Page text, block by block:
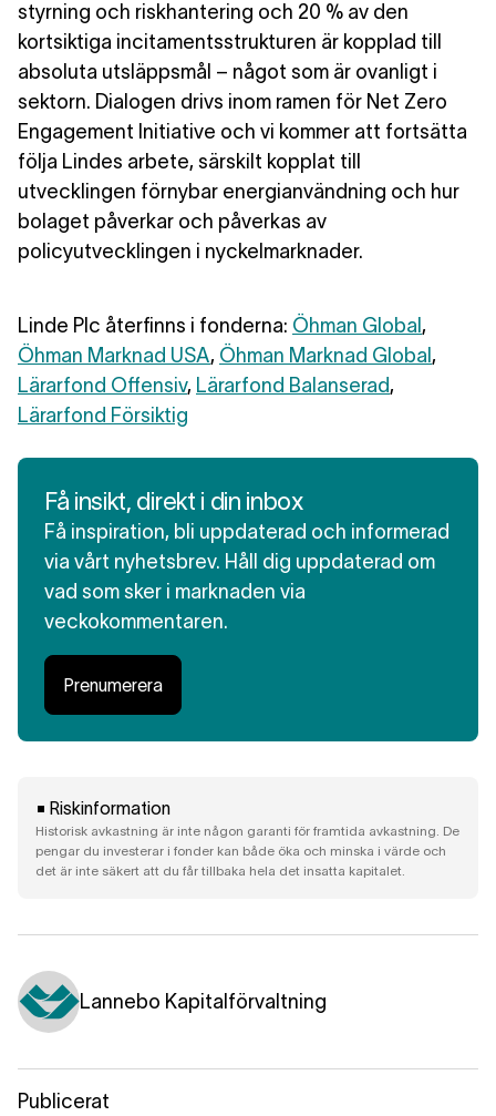
styrning och riskhantering och 20 % av den
kortsiktiga incitamentsstrukturen är kopplad till
absoluta utsläppsmål – något som är ovanligt i
sektorn. Dialogen drivs inom ramen för Net Zero
Engagement Initiative och vi kommer att fortsätta
följa Lindes arbete, särskilt kopplat till
utvecklingen förnybar energianvändning och hur
bolaget påverkar och påverkas av
policyutvecklingen i nyckelmarknader.
Linde Plc återfinns i fonderna: Öhman Global ,
Öhman Marknad USA, Öhman Marknad Global ,
Lärarfond Offensiv, Lärarfond Balanserad,
Lärarfond Försiktig
Få insikt, direkt i din inbox
Få inspiration, bli uppdaterad och informerad
via vårt nyhetsbrev. Håll dig uppdaterad om
vad som sker i marknaden via
veckokommentaren.
Prenumerera
Riskinformation
Historisk avkastning är inte någon garanti för framtida avkastning. De
pengar du investerar i fonder kan både öka och minska i värde och
det är inte säkert att du får tillbaka hela det insatta kapitalet.
Lannebo Kapitalförvaltning
Publicerat